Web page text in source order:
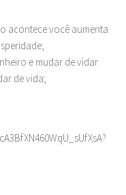
acontece você aumenta
e mudar de vidar
de vida;